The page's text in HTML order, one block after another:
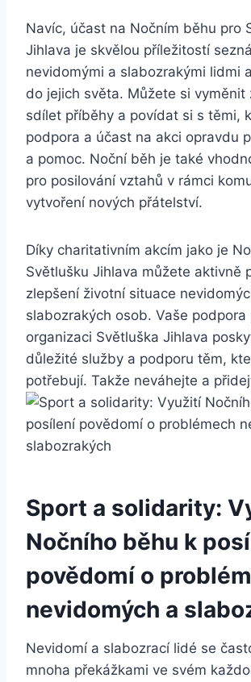
Navíc, účast na Nočním běhu pro
Jihlava je skvělou příležitostí
nevidomými ‌a slabozrakými lidmi
do​ jejich světa.​ Můžete si vyměnit
sdílet příběhy a povídat si s⁢ těmi,
podpora a účast na akci opravdu
a‍ pomoc. ⁤Noční ​běh je také​
pro posilování vztahů ⁤v rámci
⁢vytvoření nových přátelství.
Díky charitativním akcím jako je
‌Světlušku Jihlava můžete aktivně
‍zlepšení životní situace
slabozrakých osob. Vaše​ podpora
organizaci Světluška Jihlava
důležité služby a podporu těm,
potřebují.‍ Takže neváhejte a
Sport a solidarity:
Nočního běhu k
povědomí o
nevidomých a
Nevidomí a slabozrací lidé se
mnoha překážkami ve svém